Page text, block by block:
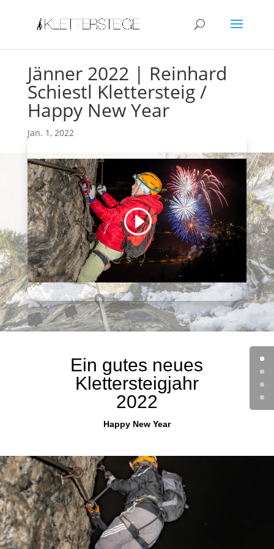
Jänner 2022 | Reinhard
Schiestl Klettersteig /
Happy New Year
Jan. 1, 2022
Ein gutes neues
Klettersteigjahr
2022
Happy New Year